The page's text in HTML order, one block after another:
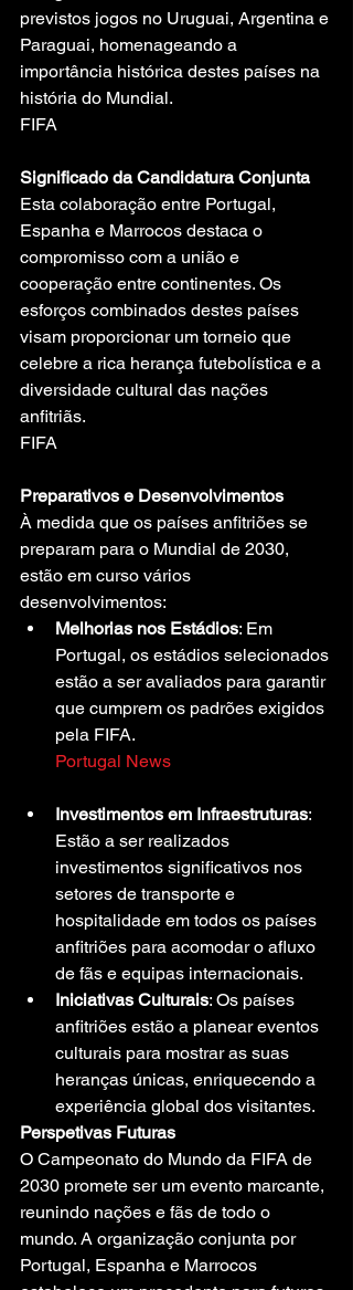
previstos jogos no Uruguai, Argentina e
Paraguai, homenageando a
importância histórica destes países na
história do Mundial.
FIFA
Significado da Candidatura Conjunta
Esta colaboração entre Portugal,
Espanha e Marrocos destaca o
compromisso com a união e
cooperação entre continentes. Os
esforços combinados destes países
visam proporcionar um torneio que
celebre a rica herança futebolística e a
diversidade cultural das nações
anfitriãs.
FIFA
Preparativos e Desenvolvimentos
À medida que os países anfitriões se
preparam para o Mundial de 2030,
estão em curso vários
desenvolvimentos:
Melhorias nos Estádios: Em
Portugal, os estádios selecionados
estão a ser avaliados para garantir
que cumprem os padrões exigidos
pela FIFA.
Portugal News
Investimentos em Infraestruturas:
Estão a ser realizados
investimentos significativos nos
setores de transporte e
hospitalidade em todos os países
anfitriões para acomodar o afluxo
de fãs e equipas internacionais.
Iniciativas Culturais: Os países
anfitriões estão a planear eventos
culturais para mostrar as suas
heranças únicas, enriquecendo a
experiência global dos visitantes.
Perspetivas Futuras
O Campeonato do Mundo da FIFA de
2030 promete ser um evento marcante,
reunindo nações e fãs de todo o
mundo. A organização conjunta por
Portugal, Espanha e Marrocos